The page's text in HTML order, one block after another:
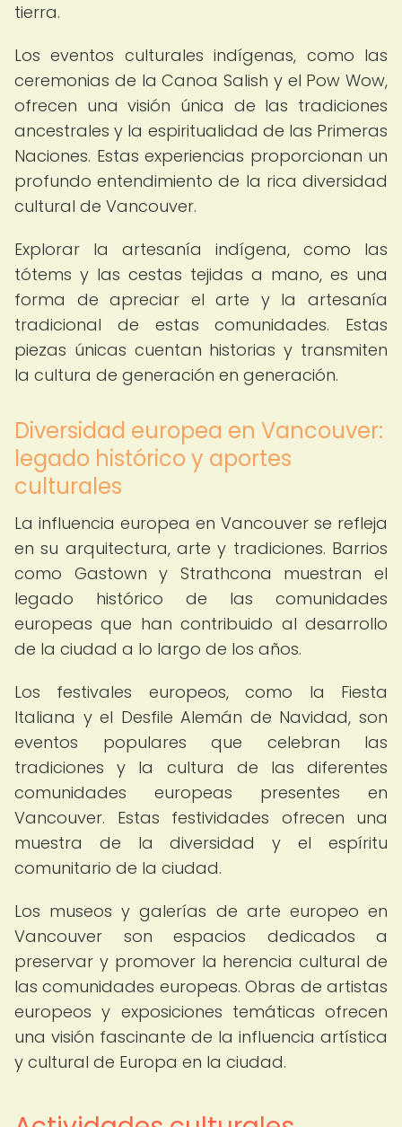
tierra.
Los eventos culturales indígenas, como las
ceremonias de la Canoa Salish y el Pow Wow,
ofrecen una visión única de las tradiciones
ancestrales y la espiritualidad de las Primeras
Naciones. Estas experiencias proporcionan un
profundo entendimiento de la rica diversidad
cultural de Vancouver.
Explorar la artesanía indígena, como las
tótems y las cestas tejidas a mano, es una
forma de apreciar el arte y la artesanía
tradicional de estas comunidades. Estas
piezas únicas cuentan historias y transmiten
la cultura de generación en generación.
Diversidad europea en Vancouver:
legado histórico y aportes
culturales
La influencia europea en Vancouver se refleja
en su arquitectura, arte y tradiciones. Barrios
como Gastown y Strathcona muestran el
legado histórico de las comunidades
europeas que han contribuido al desarrollo
de la ciudad a lo largo de los años.
Los festivales europeos, como la Fiesta
Italiana y el Desfile Alemán de Navidad, son
eventos populares que celebran las
tradiciones y la cultura de las diferentes
comunidades europeas presentes en
Vancouver. Estas festividades ofrecen una
muestra de la diversidad y el espíritu
comunitario de la ciudad.
Los museos y galerías de arte europeo en
Vancouver son espacios dedicados a
preservar y promover la herencia cultural de
las comunidades europeas. Obras de artistas
europeos y exposiciones temáticas ofrecen
una visión fascinante de la influencia artística
y cultural de Europa en la ciudad.